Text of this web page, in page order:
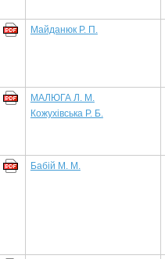
Майданюк Р. П.
МАЛЮГА Л. М.
Кожухівська Р. Б.
Бабій М. М.